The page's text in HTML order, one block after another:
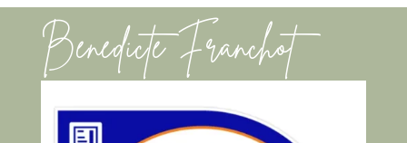
Bénédicte Franchot